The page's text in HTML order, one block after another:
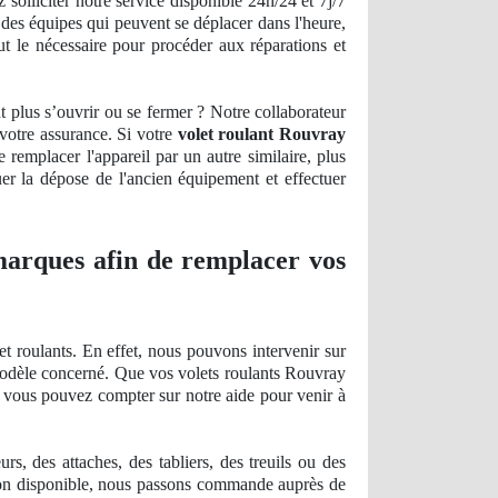
équipes qui peuvent se déplacer dans l'heure,
nécessaire pour procéder aux réparations et
s’ouvrir ou se fermer ? Notre collaborateur
assurance. Si votre volet roulant Rouvray
remplacer l'appareil par un autre similaire, plus
la dépose de l'ancien équipement et effectuer
afin de remplacer vos
roulants. En effet, nous pouvons intervenir sur
concerné. Que vos volets roulants Rouvray
pouvez compter sur notre aide pour venir à
des attaches, des tabliers, des treuils ou des
disponible, nous passons commande auprès de